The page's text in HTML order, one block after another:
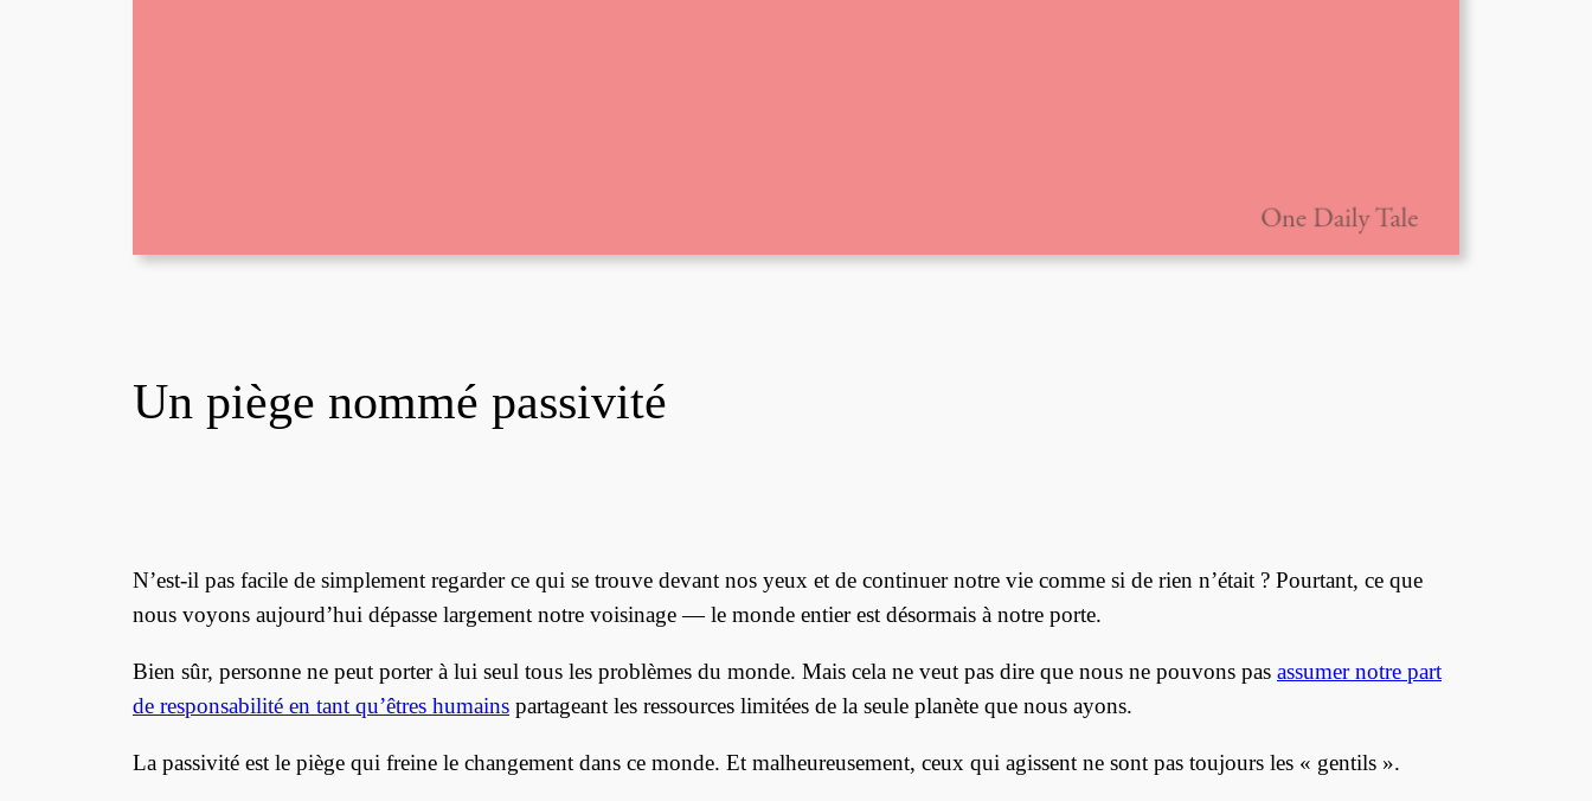
Un piège nommé passivité
N’est-il pas facile de simplement regarder ce qui se trouve devant nos yeux et de continuer notre vie comme si de rien n’était ? Pourtant, ce que
nous voyons aujourd’hui dépasse largement notre voisinage — le monde entier est désormais à notre porte.
Bien sûr, personne ne peut porter à lui seul tous les problèmes du monde. Mais cela ne veut pas dire que nous ne pouvons pas assumer notre part
de responsabilité en tant qu’êtres humains partageant les ressources limitées de la seule planète que nous ayons.
La passivité est le piège qui freine le changement dans ce monde. Et malheureusement, ceux qui agissent ne sont pas toujours les « gentils ».